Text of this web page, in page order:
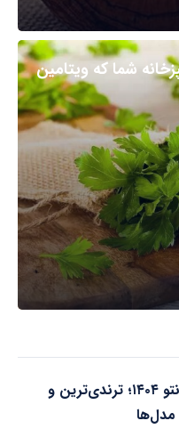
شما که ویتامین
۱۵ مدل مانتو ۱۴۰۴؛ ترندی‌ترین و